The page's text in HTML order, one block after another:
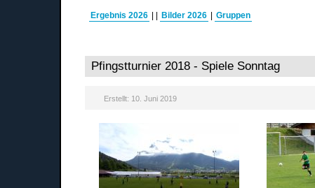
Ergebnis 2026 Bilder 2026 Gruppen
Pfingstturnier 2018 - Spiele Sonntag
Erstellt: 10. Juni 2019